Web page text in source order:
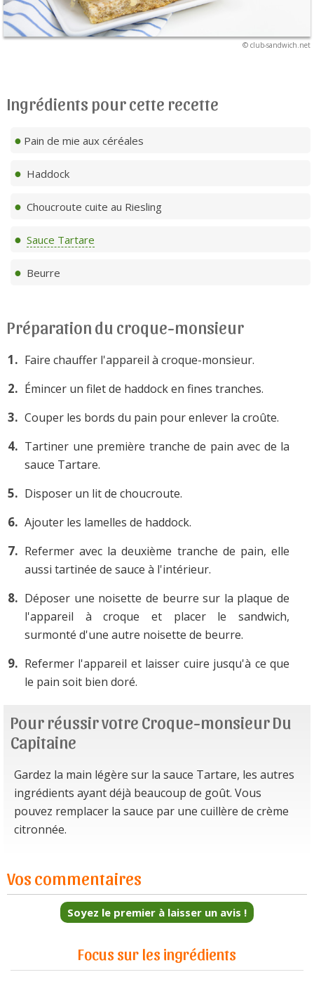
© club-sandwich.net
Ingrédients pour cette recette
Pain de mie aux céréales
Haddock
Choucroute cuite au Riesling
Sauce Tartare
Beurre
Préparation du croque-monsieur
Faire chauffer l'appareil à croque-monsieur.
Émincer un filet de haddock en fines tranches.
Couper les bords du pain pour enlever la croûte.
Tartiner une première tranche de pain avec de la
sauce Tartare.
Disposer un lit de choucroute.
Ajouter les lamelles de haddock.
Refermer avec la deuxième tranche de pain, elle
aussi tartinée de sauce à l'intérieur.
Déposer une noisette de beurre sur la plaque de
l'appareil à croque et placer le sandwich,
surmonté d'une autre noisette de beurre.
Refermer l'appareil et laisser cuire jusqu'à ce que
le pain soit bien doré.
Pour réussir votre Croque-monsieur Du
Capitaine
Gardez la main légère sur la sauce Tartare, les autres
ingrédients ayant déjà beaucoup de goût. Vous
pouvez remplacer la sauce par une cuillère de crème
citronnée.
Vos commentaires
Soyez le premier à laisser un avis !
Focus sur les ingrédients